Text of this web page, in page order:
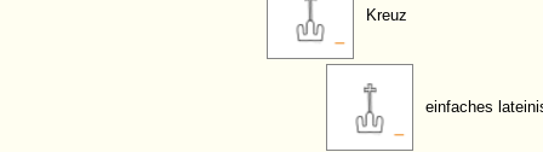
Kreuz
einfaches